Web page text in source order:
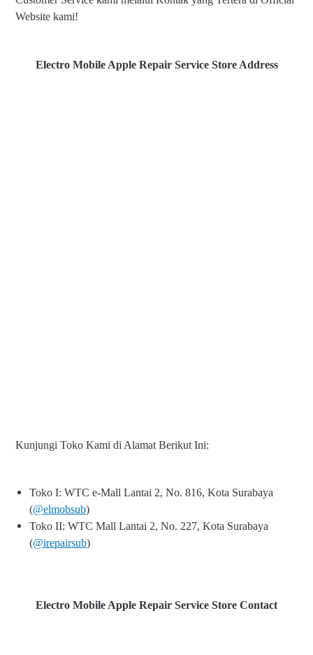
Website kami!
Electro Mobile Apple Repair Service Store Address
Kunjungi Toko Kami di Alamat Berikut Ini:
Toko I: WTC e-Mall Lantai 2, No. 816, Kota Surabaya
(@elmobsub)
Toko II: WTC Mall Lantai 2, No. 227, Kota Surabaya
(@irepairsub)
Electro Mobile Apple Repair Service Store Contact